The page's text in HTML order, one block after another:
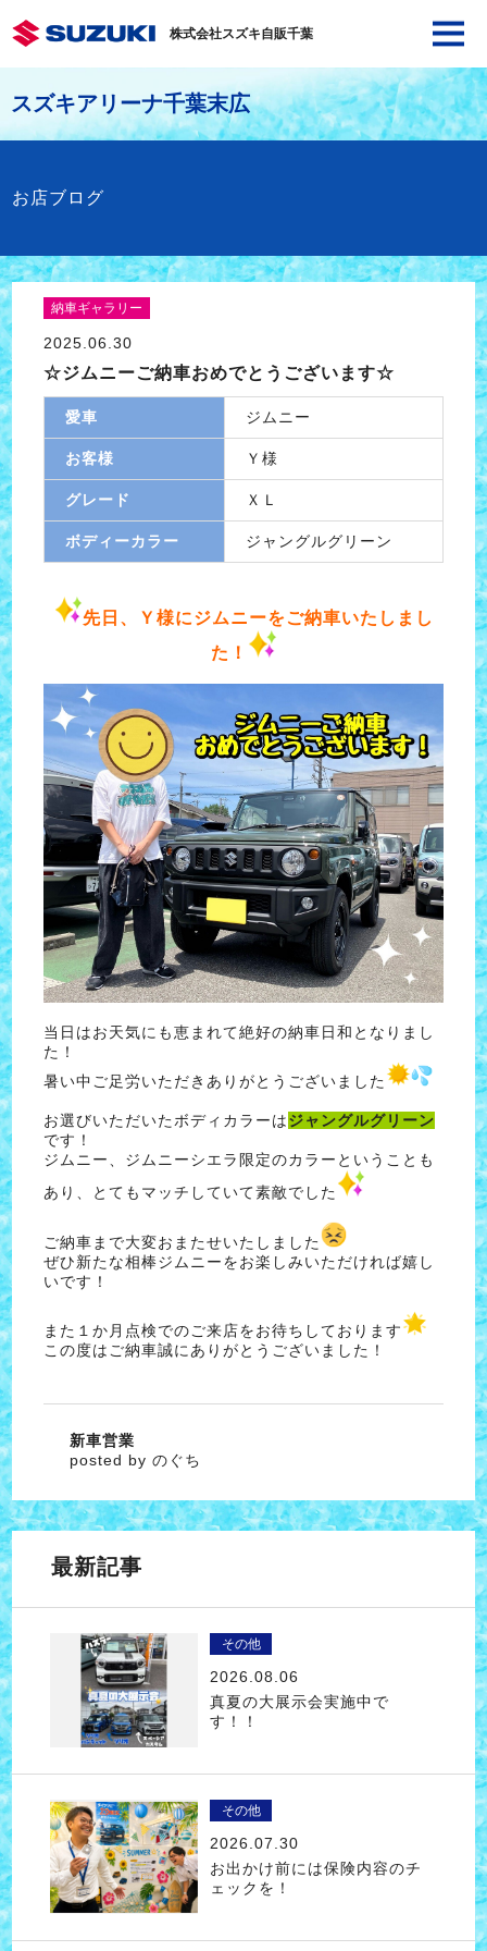
株式会社スズキ自販千葉
スズキアリーナ千葉末広
お店ブログ
納車ギャラリー
2025.06.30
☆ジムニーご納車おめでとうございます☆
愛車 ジムニー
お客様 Ｙ様
グレード ＸＬ
ボディーカラー ジャングルグリーン
先日、Ｙ様にジムニーをご納車いたしまし
た！
当日はお天気にも恵まれて絶好の納車日和となりまし
た！
暑い中ご足労いただきありがとうございました
お選びいただいたボディカラーはジャングルグリーン
です！
ジムニー、ジムニーシエラ限定のカラーということも
あり、とてもマッチしていて素敵でした
ご納車まで大変おまたせいたしました
ぜひ新たな相棒ジムニーをお楽しみいただければ嬉し
いです！
また１か月点検でのご来店をお待ちしております
この度はご納車誠にありがとうございました！
新車営業
posted by のぐち
最新記事
その他
2026.08.06
真夏の大展示会実施中で
す！！
その他
2026.07.30
お出かけ前には保険内容のチ
ェックを！